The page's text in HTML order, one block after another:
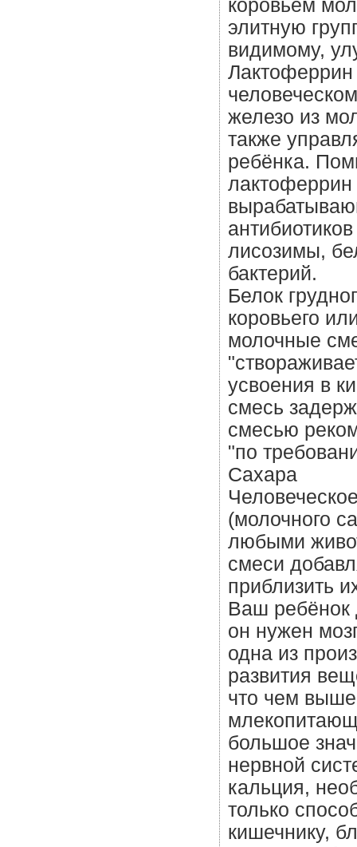
коровьем
элитную
видимому,
железо из
также
ребёнка.
лактоферрин
лисозимы,
бактерий.
Белок
коровьего
молочные
усвоения в
смесь
смесью
"по
Сахара
(молочного
любыми
смеси
приблизить
Ваш ребёнок
он нужен
одна из
развития
что чем
большое
нервной
кальция,
только
кишечнику,